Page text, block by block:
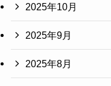
2025年10月
2025年9月
2025年8月